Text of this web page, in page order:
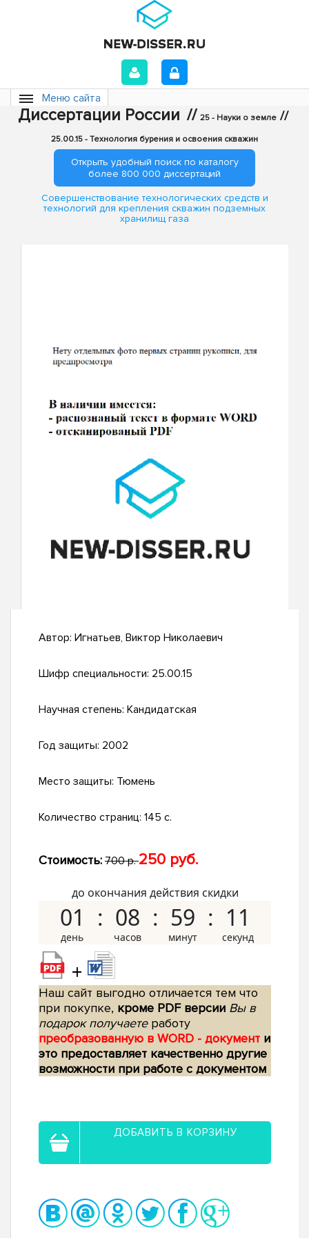
Меню сайта
Диссертации России // 25 - Науки о земле //
25.00.15 - Технология бурения и освоения скважин
Открыть удобный поиск по каталогу
более 800 000 диссертаций
Совершенствование технологических средств и
технологий для крепления скважин подземных
хранилищ газа
Автор: Игнатьев, Виктор Николаевич
Шифр специальности: 25.00.15
Научная степень: Кандидатская
Год защиты: 2002
Место защиты: Тюмень
Количество страниц: 145 с.
Стоимость: 700 р.250 руб.
до окончания действия скидки
01 08 59 10
+
Наш сайт выгодно отличается тем что
при покупке, кроме PDF версии Вы в
подарок получаетеработу
преобразованную в WORD - документ и
это предоставляет качественно другие
возможности при работе с документом
ДОБАВИТЬ В КОРЗИНУ